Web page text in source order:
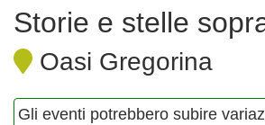
Storie e stelle
Oasi Gregorina
Gli eventi potrebbero subire